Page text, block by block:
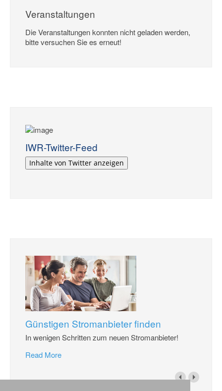
Veranstaltungen
Die Veranstaltungen konnten nicht geladen werden,
bitte versuchen Sie es erneut!
IWR-Twitter-Feed
Inhalte von Twitter anzeigen
Günstigen Stromanbieter finden
In wenigen Schritten zum neuen Stromanbieter!
Read More